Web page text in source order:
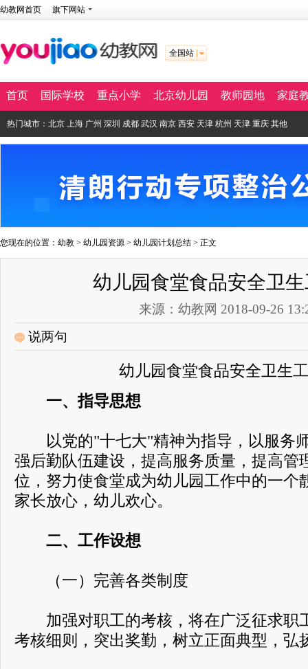
幼教网首页 旗下网站
全国站
首页 国际学校 重点小学 北京幼儿园 教师园地 家庭
热门城市： 北京 上海 广州 深圳 成都 武汉 南京 西安 天津 杭州 天津 重庆 其他
您现在的位置： 幼教 > 幼儿园资源 > 幼儿园计划总结 > 正文
幼儿园食堂食品安全卫
来源：幼教网 2018-09-26
说两句
幼儿园食堂食品安全卫生
一、指导思想
以党的"十七大"精神为指导，以服务
强后勤队伍建设，提高服务质量，提高管
位，努力使食堂成为幼儿园工作中的一个
家长放心，幼儿欢心。
二、工作设想
（一）完善各类制度
加强对职工的考核，将在广泛征求职
考核细则，突出奖勤，树立正面典型，弘